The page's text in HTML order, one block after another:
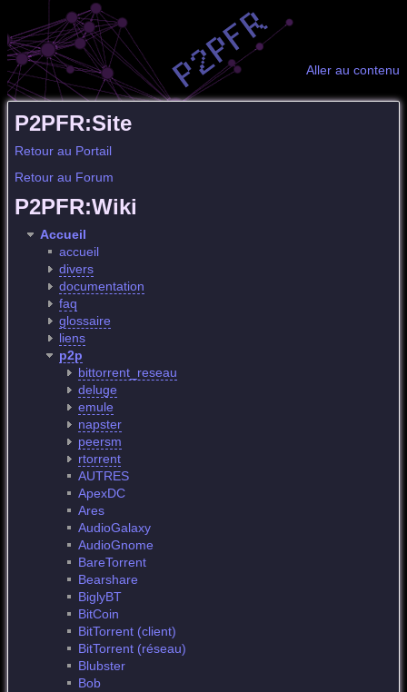
Aller au contenu
P2PFR:Site
Retour au Portail
Retour au Forum
P2PFR:Wiki
Accueil
accueil
divers
documentation
faq
glossaire
liens
p2p
bittorrent_reseau
deluge
emule
napster
peersm
rtorrent
AUTRES
ApexDC
Ares
AudioGalaxy
AudioGnome
BareTorrent
Bearshare
BiglyBT
BitCoin
BitTorrent (client)
BitTorrent (réseau)
Blubster
Bob